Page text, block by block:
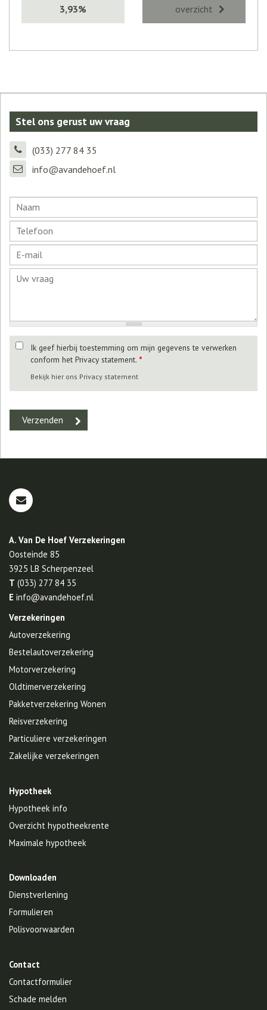
3,93%
overzicht
Stel ons gerust uw vraag
(033) 277 84 35
info@avandehoef.nl
Ik geef hierbij toestemming om mijn gegevens te verwerken
conform het Privacy statement. *
Bekijk hier ons Privacy statement
A. Van De Hoef Verzekeringen
Oosteinde 85
3925 LB Scherpenzeel
T (033) 277 84 35
E info@avandehoef.nl
Verzekeringen
Autoverzekering
Bestelautoverzekering
Motorverzekering
Oldtimerverzekering
Pakketverzekering Wonen
Reisverzekering
Particuliere verzekeringen
Zakelijke verzekeringen
Hypotheek
Hypotheek info
Overzicht hypotheekrente
Maximale hypotheek
Downloaden
Dienstverlening
Formulieren
Polisvoorwaarden
Contact
Contactformulier
Schade melden